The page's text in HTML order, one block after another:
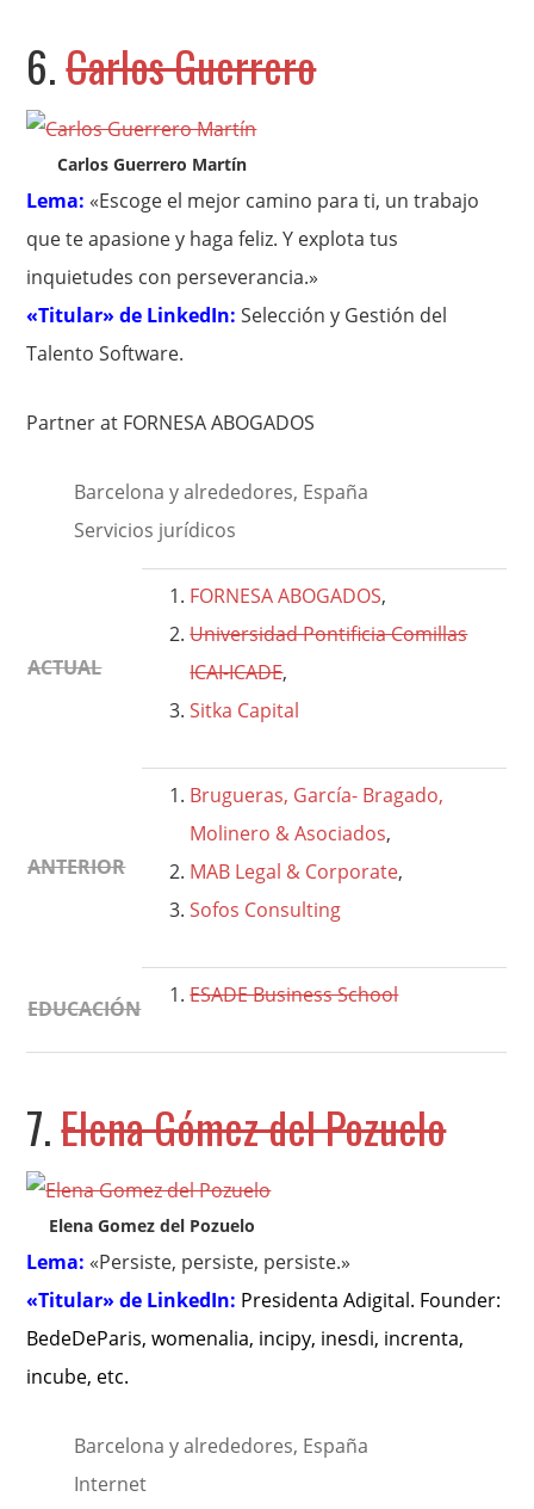
6.Carlos Guerrero
Carlos Guerrero Martín
Lema: «Escoge el mejor camino para ti, un trabajo
que te apasione y haga feliz. Y explota tus
inquietudes con perseverancia.»
«Titular» de LinkedIn:Selección y Gestión del
Talento Software.
Partner at FORNESA ABOGADOS
Barcelona y alrededores, España
Servicios jurídicos
ACTUAL
FORNESA ABOGADOS,
Universidad Pontificia Comillas
ICAI-ICADE,
Sitka Capital
ANTERIOR
Brugueras, García- Bragado,
Molinero & Asociados,
MAB Legal & Corporate,
Sofos Consulting
EDUCACIÓN
ESADE Business School
7.Elena Gómez del Pozuelo
Elena Gomez del Pozuelo
Lema: «Persiste, persiste, persiste.»
«Titular» de LinkedIn: Presidenta Adigital. Founder:
BedeDeParis, womenalia, incipy, inesdi, increnta,
incube, etc.
Barcelona y alrededores, España
Internet